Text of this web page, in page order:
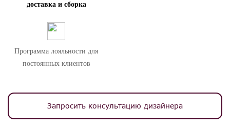
доставка и сборка
Программа лояльности для
постоянных клиентов
Запросить консультацию дизайнера